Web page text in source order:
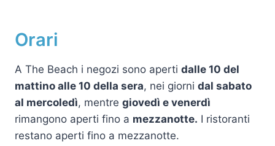
Orari
A The Beach i negozi sono aperti dalle 10 del
mattino alle 10 della sera, nei giorni dal sabato
al mercoledì, mentre giovedì e venerdì
rimangono aperti fino a mezzanotte. I ristoranti
restano aperti fino a mezzanotte.